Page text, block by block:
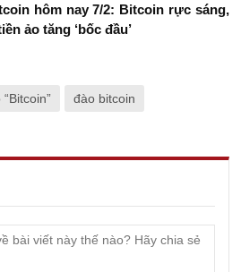
hôm nay 7/2: Bitcoin rực sáng,
ảo tăng ‘bốc đầu’
đào bitcoin